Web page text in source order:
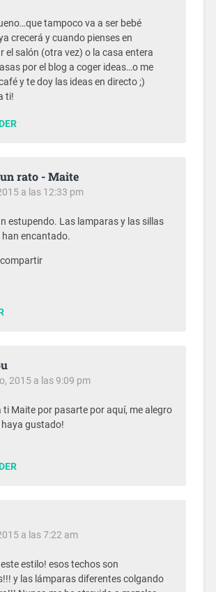
tampoco va a ser bebé
crecerá y cuando pienses en
el salón (otra vez) o la casa entera
por el blog a coger ideas…o me
y te doy las ideas en directo ;)
ti!
rato - Maite
a las 12:33 pm
estupendo. Las lamparas y las sillas
han encantado.
2015 a las 9:09 pm
ti Maite por pasarte por aquí, me alegro
haya gustado!
a las 7:22 am
estilo! esos techos son
y las lámparas diferentes colgando